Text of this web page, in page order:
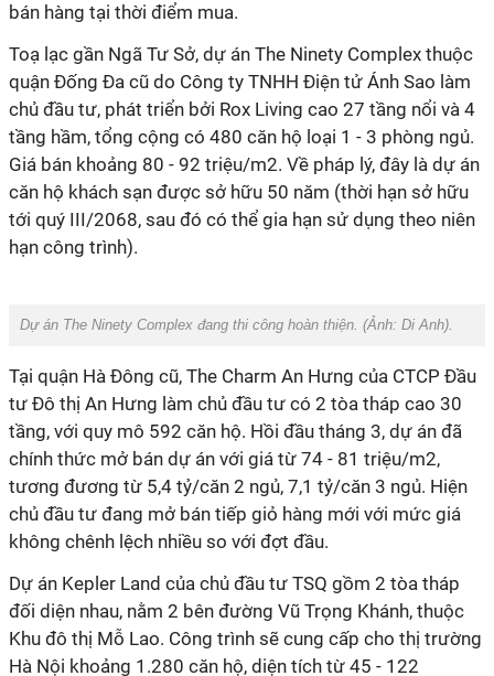
bán hàng tại thời điểm mua.
Toạ lạc gần Ngã Tư Sở, dự án The Ninety Complex thuộc
quận Đống Đa cũ do Công ty TNHH Điện tử Ánh Sao làm
chủ đầu tư, phát triển bởi Rox Living cao 27 tầng nổi và 4
tầng hầm, tổng cộng có 480 căn hộ loại 1 - 3 phòng ngủ.
Giá bán khoảng 80 - 92 triệu/m2. Về pháp lý, đây là dự án
căn hộ khách sạn được sở hữu 50 năm (thời hạn sở hữu
tới quý III/2068, sau đó có thể gia hạn sử dụng theo niên
hạn công trình).
Dự án The Ninety Complex đang thi công hoàn thiện. (Ảnh: Di Anh).
Tại quận Hà Đông cũ, The Charm An Hưng của CTCP Đầu
tư Đô thị An Hưng làm chủ đầu tư có 2 tòa tháp cao 30
tầng, với quy mô 592 căn hộ. Hồi đầu tháng 3, dự án đã
chính thức mở bán dự án với giá từ 74 - 81 triệu/m2,
tương đương từ 5,4 tỷ/căn 2 ngủ, 7,1 tỷ/căn 3 ngủ. Hiện
chủ đầu tư đang mở bán tiếp giỏ hàng mới với mức giá
không chênh lệch nhiều so với đợt đầu.
Dự án Kepler Land của chủ đầu tư TSQ gồm 2 tòa tháp
đối diện nhau, nằm 2 bên đường Vũ Trọng Khánh, thuộc
Khu đô thị Mỗ Lao. Công trình sẽ cung cấp cho thị trường
Hà Nội khoảng 1.280 căn hộ, diện tích từ 45 - 122